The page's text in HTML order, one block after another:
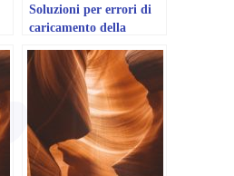
Soluzioni per errori di
caricamento della
WordPress